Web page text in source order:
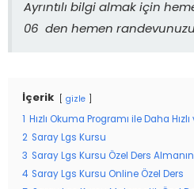
Ayrıntılı bilgi almak için
06 den hemen randevunuzu
İçerik gizle
Hızlı Okuma Programı ile Daha
2 Saray Lgs Kursu
3 Saray Lgs Kursu Özel Ders
4 Saray Lgs Kursu Online Özel Ders